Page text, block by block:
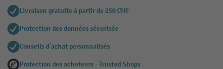
Livraison gratuite à partir de 250 CHF
Protection des données sécurisée
Conseils d'achat personnalisés
Protection des acheteurs - Trusted Shops